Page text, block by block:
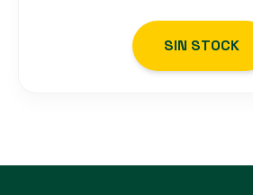
SIN STOCK